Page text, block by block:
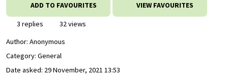
ADD TO FAVOURITES VIEW FAVOURITES
3 replies
32 views
Author: Anonymous
Category: General
Date asked: 29 November, 2021 13:53